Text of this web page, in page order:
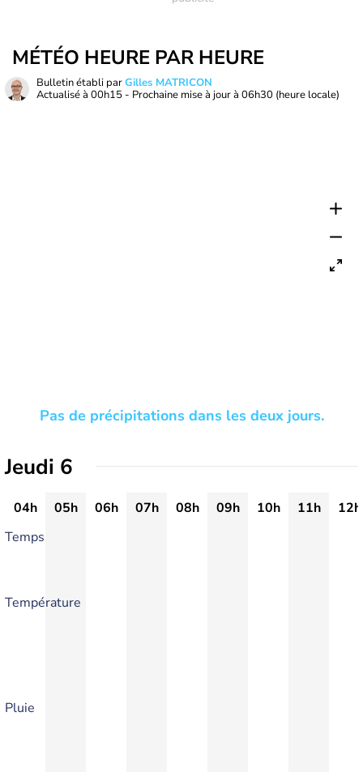
MÉTÉO HEURE PAR HEURE
Bulletin établi parGilles MATRICON
Actualisé à 00h15 - Prochaine mise à jour à 06h30 (heure locale)
Pas de précipitations dans les deux jours.
Jeudi 6
04h 05h 06h 07h 08h 09h 10h 11h
12h
Temps
Température
Pluie